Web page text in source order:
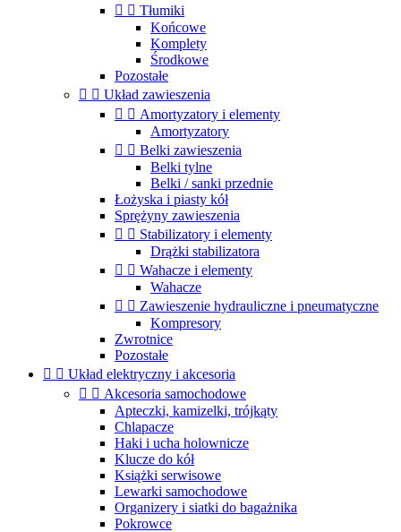
  Tłumiki
Końcowe
Komplety
Środkowe
Pozostałe
  Układ zawieszenia
  Amortyzatory i elementy
Amortyzatory
  Belki zawieszenia
Belki tylne
Belki / sanki przednie
Łożyska i piasty kół
Sprężyny zawieszenia
  Stabilizatory i elementy
Drążki stabilizatora
  Wahacze i elementy
Wahacze
  Zawieszenie hydrauliczne i pneumatyczne
Kompresory
Zwrotnice
Pozostałe
  Układ elektryczny i akcesoria
  Akcesoria samochodowe
Apteczki, kamizelki, trójkąty
Chlapacze
Haki i ucha holownicze
Klucze do kół
Książki serwisowe
Lewarki samochodowe
Organizery i siatki do bagażnika
Pokrowce